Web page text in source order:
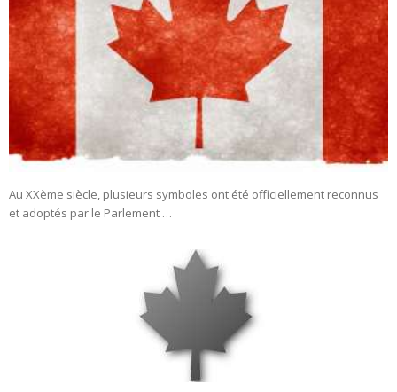
Au XXème siècle, plusieurs symboles ont été officiellement reconnus
et adoptés par le Parlement …